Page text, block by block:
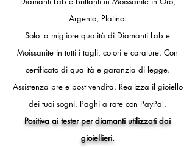
- 12 (circonferenza dito 52mm,
diametro interno anello 16,5 mm)
- 13 (circonferenza dito 53mm,
diametro interno anello 16,8 mm)
- 14 (circonferenza dito 54mm,
diametro interno anello 17,2 mm)
- 15 (circonferenza dito 55mm,
diametro interno anello 17,5 mm)
diametro interno anello 17,8 mm)
- 17 (circonferenza dito 57mm,
Argento, Platino.
Solo la migliore qualità di Diamanti Lab e
Moissanite in tutti i tagli, colori e carature. Con
certificato di qualità e garanzia di legge.
Assistenza pre e post vendita. Realizza il gioiello
dei tuoi sogni. Paghi a rate con PayPal.
Positiva ai tester per diamanti utilizzati dai
gioiellieri.